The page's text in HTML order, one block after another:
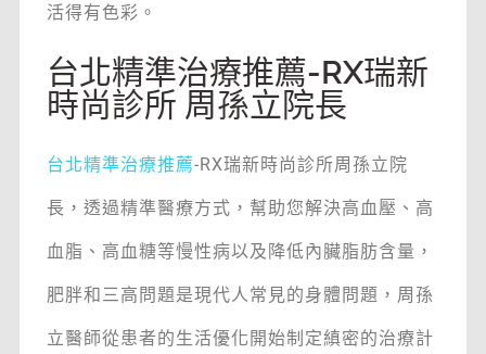
活得有色彩。
台北精準治療推薦-RX瑞新
時尚診所 周孫立院長
台北精準治療推薦-RX瑞新時尚診所周孫立院
長，透過精準醫療方式，幫助您解決高血壓、高
血脂、高血糖等慢性病以及降低內臟脂肪含量，
肥胖和三高問題是現代人常見的身體問題，周孫
立醫師從患者的生活優化開始制定縝密的治療計